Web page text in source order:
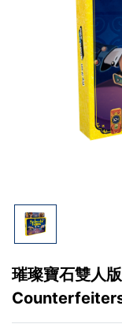
璀璨寶石雙人